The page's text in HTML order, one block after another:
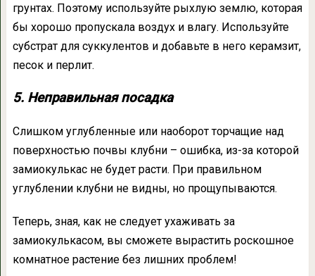
грунтах. Поэтому используйте рыхлую землю, которая
бы хорошо пропускала воздух и влагу. Используйте
субстрат для суккулентов и добавьте в него керамзит,
песок и перлит.
5. Неправильная посадка
Слишком углубленные или наоборот торчащие над
поверхностью почвы клубни – ошибка, из-за которой
замиокулькас не будет расти. При правильном
углублении клубни не видны, но прощупываются.
Теперь, зная, как не следует ухаживать за
замиокулькасом, вы сможете вырастить роскошное
комнатное растение без лишних проблем!